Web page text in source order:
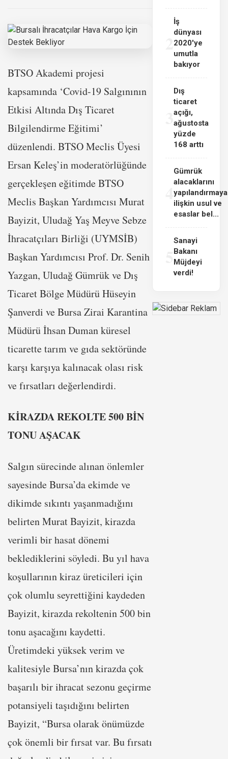
BTSO Akademi projesi
kapsamında ‘Covid-19 Salgınının
Etkisi Altında Dış Ticaret
Bilgilendirme Eğitimi’
düzenlendi. BTSO Meclis Üyesi
Ersan Keleş’in moderatörlüğünde
gerçekleşen eğitimde BTSO
Meclis Başkan Yardımcısı Murat
Bayizit, Uludağ Yaş Meyve Sebze
İhracatçıları Birliği (UYMSİB)
Başkan Yardımcısı Prof. Dr. Senih
Yazgan, Uludağ Gümrük ve Dış
Ticaret Bölge Müdürü Hüseyin
Şanverdi ve Bursa Zirai Karantina
Müdürü İhsan Duman küresel
ticarette tarım ve gıda sektöründe
karşı karşıya kalınacak olası risk
ve fırsatları değerlendirdi.
KİRAZDA REKOLTE 500 BİN
TONU AŞACAK
Salgın sürecinde alınan önlemler
sayesinde Bursa’da ekimde ve
dikimde sıkıntı yaşanmadığını
belirten Murat Bayizit, kirazda
verimli bir hasat dönemi
beklediklerini söyledi. Bu yıl hava
koşullarının kiraz üreticileri için
çok olumlu seyrettiğini kaydeden
Bayizit, kirazda rekoltenin 500 bin
tonu aşacağını kaydetti.
Üretimdeki yüksek verim ve
kalitesiyle Bursa’nın kirazda çok
başarılı bir ihracat sezonu geçirme
potansiyeli taşıdığını belirten
Bayizit, “Bursa olarak önümüzde
çok önemli bir fırsat var. Bu fırsatı
İş
dünyası
2020'ye
umutla
bakıyor
3
Dış
ticaret
açığı,
ağustosta
yüzde
168 arttı
4
Gümrük
alacaklarını
yapılandırmaya
ilişkin usul ve
esaslar bel...
Sanayi
Bakanı
Müjdeyi
verdi!